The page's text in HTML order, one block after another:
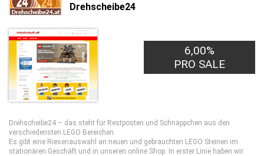
Drehscheibe24
6,00%
PRO SALE
Drehscheibe24 – das steht für Restposten und Schnäppchen aus den
verschiedensten LEGO Bereichen.
Es gibt eine Riesenauswahl an neuen und gebrauchten LEGO Steinen im
stationären Geschäft und in unseren online Shop. In erster Linie haben wir